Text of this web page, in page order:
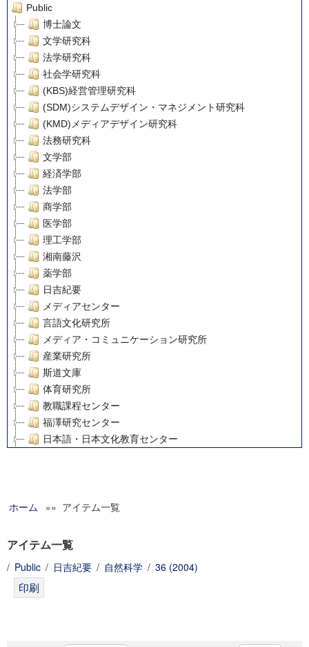
Public
博士論文
文学研究科
法学研究科
社会学研究科
(KBS)経営管理研究科
(SDM)システムデザイン・マネジメント研究科
(KMD)メディアデザイン研究科
法務研究科
文学部
経済学部
法学部
商学部
医学部
理工学部
湘南藤沢
薬学部
日吉紀要
メディアセンター
言語文化研究所
メディア・コミュニケーション研究所
産業研究所
斯道文庫
体育研究所
教職課程センター
福澤研究センター
日本語・日本文化教育センター
グローバルリサーチインスティテュート
科学研究費補助金研究成果報告書
慶應義塾大学グローバルCOEプログラム市民社会ガバナンス
ホーム »» アイテム一覧
アイテム一覧
/ Public / 日吉紀要 / 自然科学 / 36 (2004)